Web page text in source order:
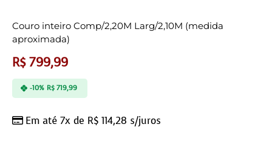
Couro inteiro Comp/2,20M Larg/2,10M (medida
aproximada)
R$799,99
Em até 7x de R$ 114,28 s/juros
-10% R$719,99